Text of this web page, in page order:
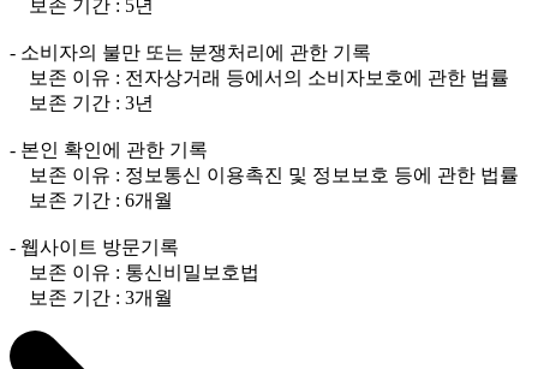
보존 기간 : 5년
- 소비자의 불만 또는 분쟁처리에 관한 기록
보존 이유 : 전자상거래 등에서의 소비자보호에 관한 법률
보존 기간 : 3년
- 본인 확인에 관한 기록
보존 이유 : 정보통신 이용촉진 및 정보보호 등에 관한 법률
보존 기간 : 6개월
- 웹사이트 방문기록
보존 이유 : 통신비밀보호법
보존 기간 : 3개월